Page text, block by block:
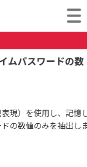
ムパスワードの数
現）を使用し、記憶
の数値のみを抽出し